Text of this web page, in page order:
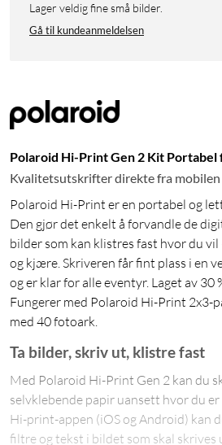
Lager veldig fine små bilder.
Gå til kundeanmeldelsen
Polaroid Hi-Print Gen 2 Kit
Kvalitetsutskrifter direkte fra mobilen
Polaroid Hi-Print er en portabel og
Den gjør det enkelt å forvandle de
bilder som kan klistres fast hvor du
og kjære. Skriveren får fint plass i en
og er klar for alle eventyr. Laget av 30
Fungerer med Polaroid Hi-Print 2x3-
med 40 fotoark.
Ta bilder, skriv ut, klistre fast
Med Polaroid Hi-Print Gen 2 kan du
selvklebende papir uansett hvor du
Hi-print-appen (iOS og Android) kan
filtre og tekst i bildet som skal skrives